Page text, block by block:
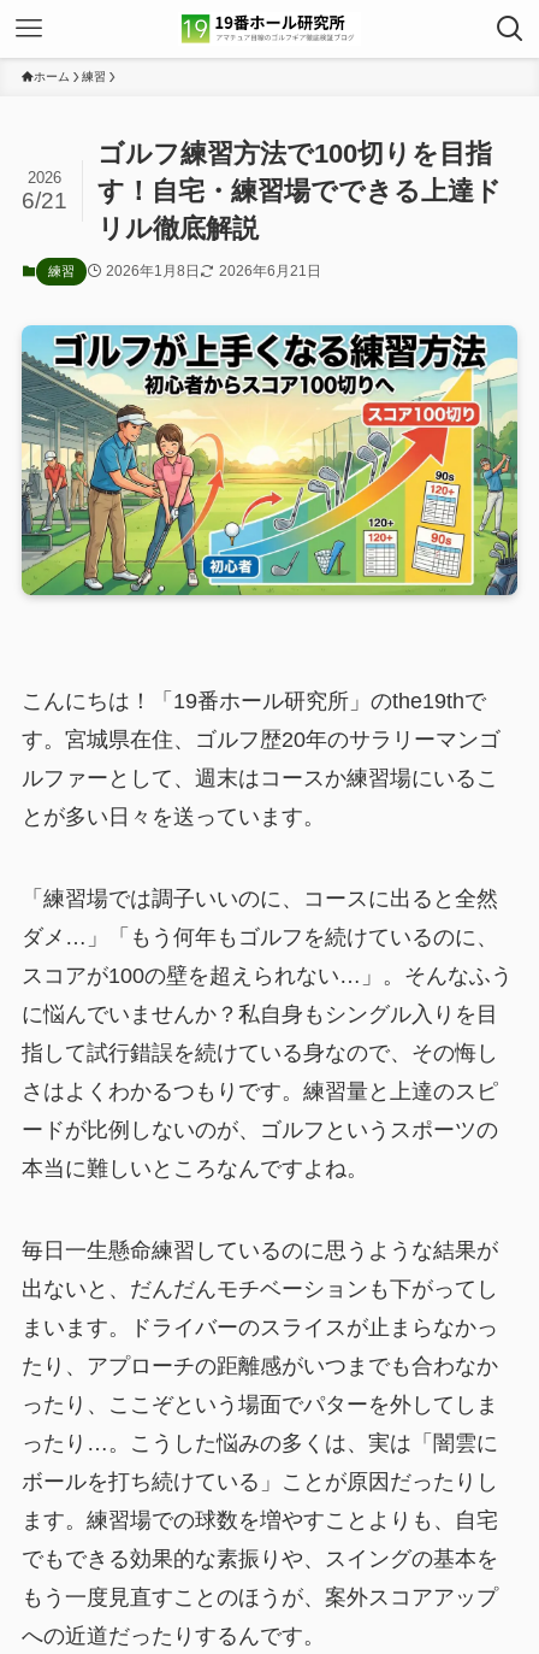
ホーム 練習
ゴルフ練習方法で100切りを目指
す！自宅・練習場でできる上達ド
リル徹底解説
2026
6/21
練習 2026年1月8日 2026年6月21日
こんにちは！「19番ホール研究所」のthe19thで
す。宮城県在住、ゴルフ歴20年のサラリーマンゴ
ルファーとして、週末はコースか練習場にいるこ
とが多い日々を送っています。
「練習場では調子いいのに、コースに出ると全然
ダメ…」「もう何年もゴルフを続けているのに、
スコアが100の壁を超えられない…」。そんなふう
に悩んでいませんか？私自身もシングル入りを目
指して試行錯誤を続けている身なので、その悔し
さはよくわかるつもりです。練習量と上達のスピ
ードが比例しないのが、ゴルフというスポーツの
本当に難しいところなんですよね。
毎日一生懸命練習しているのに思うような結果が
出ないと、だんだんモチベーションも下がってし
まいます。ドライバーのスライスが止まらなかっ
たり、アプローチの距離感がいつまでも合わなか
ったり、ここぞという場面でパターを外してしま
ったり…。こうした悩みの多くは、実は「闇雲に
ボールを打ち続けている」ことが原因だったりし
ます。練習場での球数を増やすことよりも、自宅
でもできる効果的な素振りや、スイングの基本を
もう一度見直すことのほうが、案外スコアアップ
への近道だったりするんです。